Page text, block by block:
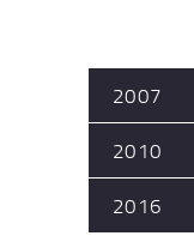
2007
2010
2016